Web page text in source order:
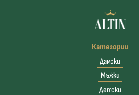
Категории
Дамски
Мъжки
Детски